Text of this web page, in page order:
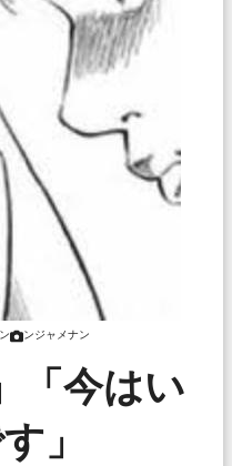
ンジャメナン
「今はい
」